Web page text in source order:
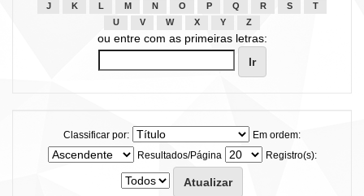
J
K L M N O P Q R S
T
U
V W X Y Z
ou entre com as primeiras letras:
Classificar por:
Em ordem:
Resultados/Página
Registro(s):